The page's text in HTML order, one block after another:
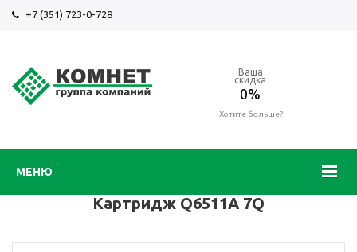
+7 (351) 723-0-728
МЕНЮ
Ваша
скидка
0%
Хотите больше?
Картридж Q6511A 7Q